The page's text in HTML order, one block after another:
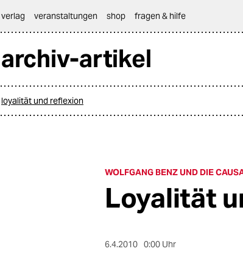
themen
verlag
veranstaltungen shop fragen & hilfe
archiv-artikel
loyalität und reflexion
WOLFGANG BENZ UND DIE
Loyalität
6.4.2010 0:00 Uhr